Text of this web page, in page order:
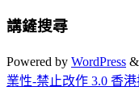
月
講鏟搜尋
Powered by WordPress &
業性-禁止改作 3.0 香